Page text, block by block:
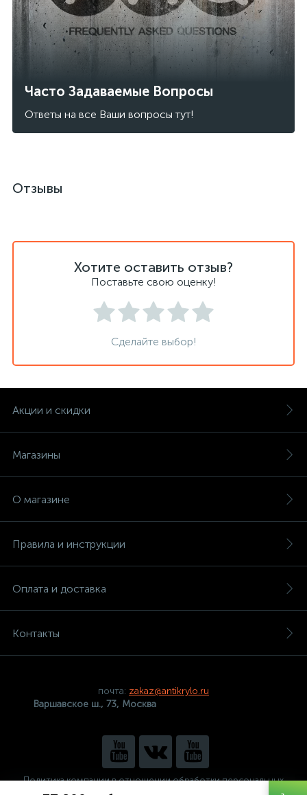
Часто Задаваемые Вопросы
Ответы на все Ваши вопросы тут!
Отзывы
Хотите оставить отзыв?
Поставьте свою оценку!
Сделайте выбор!
Акции и скидки
Магазины
О магазине
Правила и инструкции
Оплата и доставка
Контакты
почта: zakaz@antikrylo.ru
Варшавское ш., 73, Москва
Политика компании в отношении обработки персональных